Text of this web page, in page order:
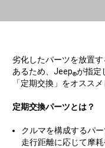
劣化したパーツを放置
あるため、Jeep®が指定
「定期交換」をオススメ
定期交換パーツとは？
クルマを構成するパ
走行距離に応じて摩